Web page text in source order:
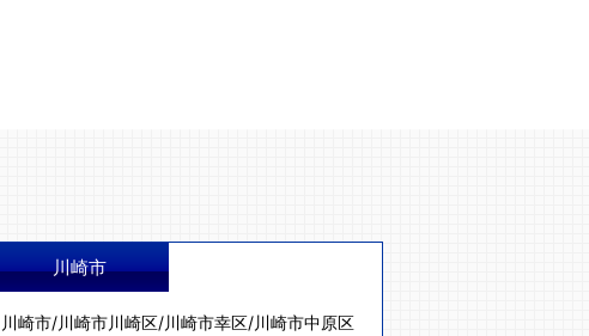
川崎市
川崎市/川崎市川崎区/川崎市幸区/川崎市中原区